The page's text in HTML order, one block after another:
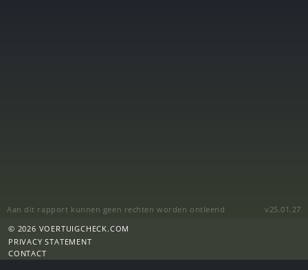
Aan dit rapport kunnen geen rechten worden ontleend
v25.01.27
© 2026 VOERTUIGCHECK.COM
PRIVACY STATEMENT
CONTACT